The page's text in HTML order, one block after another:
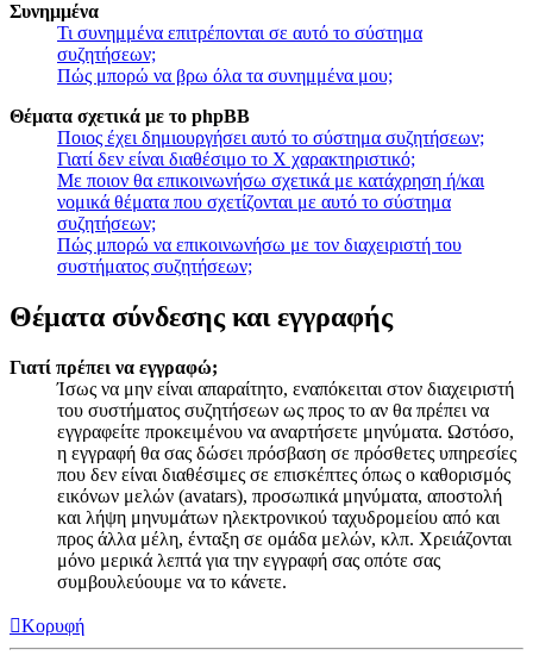
Συνημμένα
Τι συνημμένα επιτρέπονται σε αυτό το σύστημα
συζητήσεων;
Πώς μπορώ να βρω όλα τα συνημμένα μου;
Θέματα σχετικά με το phpBB
Ποιος έχει δημιουργήσει αυτό το σύστημα συζητήσεων;
Γιατί δεν είναι διαθέσιμο το Χ χαρακτηριστικό;
Με ποιον θα επικοινωνήσω σχετικά με κατάχρηση ή/και
νομικά θέματα που σχετίζονται με αυτό το σύστημα
συζητήσεων;
Πώς μπορώ να επικοινωνήσω με τον διαχειριστή του
συστήματος συζητήσεων;
Θέματα σύνδεσης και εγγραφής
Γιατί πρέπει να εγγραφώ;
Ίσως να μην είναι απαραίτητο, εναπόκειται στον διαχειριστή
του συστήματος συζητήσεων ως προς το αν θα πρέπει να
εγγραφείτε προκειμένου να αναρτήσετε μηνύματα. Ωστόσο,
η εγγραφή θα σας δώσει πρόσβαση σε πρόσθετες υπηρεσίες
που δεν είναι διαθέσιμες σε επισκέπτες όπως ο καθορισμός
εικόνων μελών (avatars), προσωπικά μηνύματα, αποστολή
και λήψη μηνυμάτων ηλεκτρονικού ταχυδρομείου από και
προς άλλα μέλη, ένταξη σε ομάδα μελών, κλπ. Χρειάζονται
μόνο μερικά λεπτά για την εγγραφή σας οπότε σας
συμβουλεύουμε να το κάνετε.
Κορυφή